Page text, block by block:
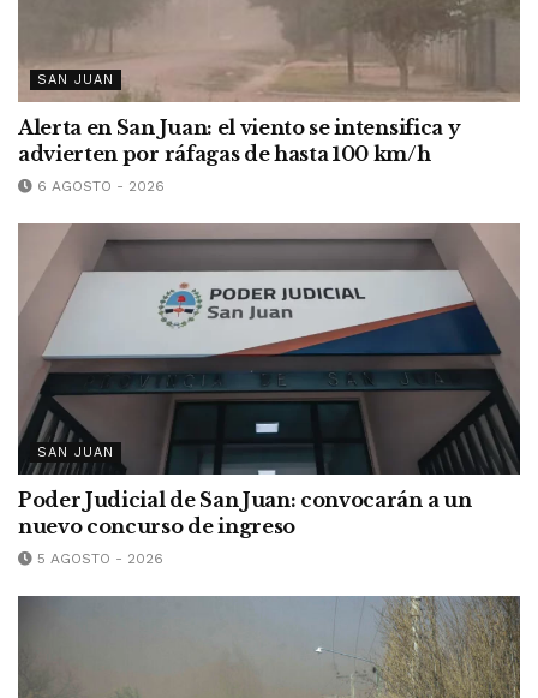
SAN JUAN
Alerta en San Juan: el viento se intensifica y
advierten por ráfagas de hasta 100 km/h
6 AGOSTO - 2026
SAN JUAN
Poder Judicial de San Juan: convocarán a un
nuevo concurso de ingreso
5 AGOSTO - 2026